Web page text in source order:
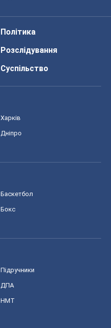
Політика
Розслідування
Суспільство
Харків
Дніпро
Баскетбол
Бокс
Підручники
ДПА
НМТ